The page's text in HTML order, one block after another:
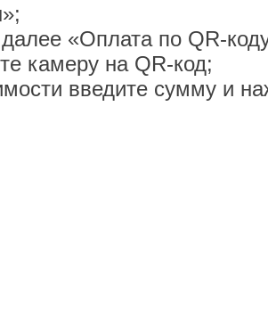
«Оплата по QR-
камеру на QR-код;
введите сумму и